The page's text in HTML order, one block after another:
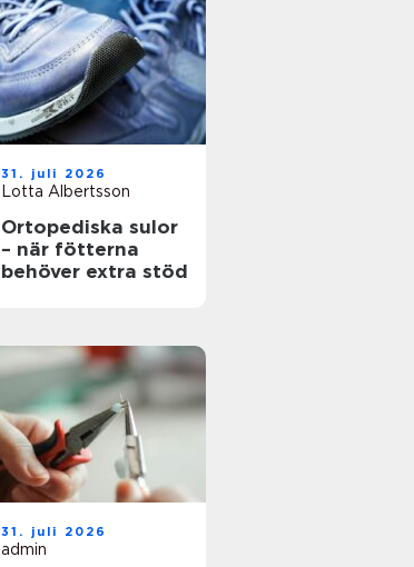
31. juli 2026
Lotta Albertsson
Ortopediska sulor
– när fötterna
behöver extra stöd
31. juli 2026
admin